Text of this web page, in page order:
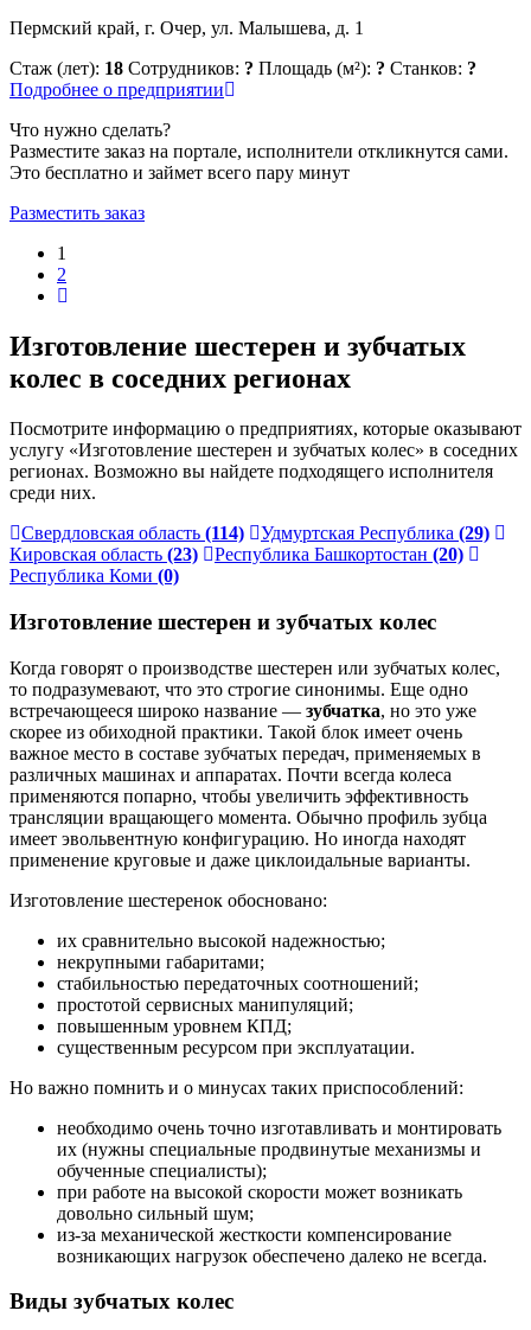
Пермский край, г. Очер, ул. Малышева, д. 1
Стаж (лет): 18 Сотрудников: ? Площадь (м²): ? Станков: ?
Подробнее о предприятии
Что нужно сделать?
Разместите заказ на портале, исполнители откликнутся сами.
Это бесплатно и займет всего пару минут
Разместить заказ
1
2
Изготовление шестерен и зубчатых
колес в соседних регионах
Посмотрите информацию о предприятиях, которые оказывают
услугу «Изготовление шестерен и зубчатых колес» в соседних
регионах. Возможно вы найдете подходящего исполнителя
среди них.
Свердловская область (114) Удмуртская Республика (29)
Кировская область (23) Республика Башкортостан (20)
Республика Коми (0)
Изготовление шестерен и зубчатых колес
Когда говорят о производстве шестерен или зубчатых колес,
то подразумевают, что это строгие синонимы. Еще одно
встречающееся широко название — зубчатка, но это уже
скорее из обиходной практики. Такой блок имеет очень
важное место в составе зубчатых передач, применяемых в
различных машинах и аппаратах. Почти всегда колеса
применяются попарно, чтобы увеличить эффективность
трансляции вращающего момента. Обычно профиль зубца
имеет эвольвентную конфигурацию. Но иногда находят
применение круговые и даже циклоидальные варианты.
Изготовление шестеренок обосновано:
их сравнительно высокой надежностью;
некрупными габаритами;
стабильностью передаточных соотношений;
простотой сервисных манипуляций;
повышенным уровнем КПД;
существенным ресурсом при эксплуатации.
Но важно помнить и о минусах таких приспособлений:
необходимо очень точно изготавливать и монтировать
их (нужны специальные продвинутые механизмы и
обученные специалисты);
при работе на высокой скорости может возникать
довольно сильный шум;
из-за механической жесткости компенсирование
возникающих нагрузок обеспечено далеко не всегда.
Виды зубчатых колес